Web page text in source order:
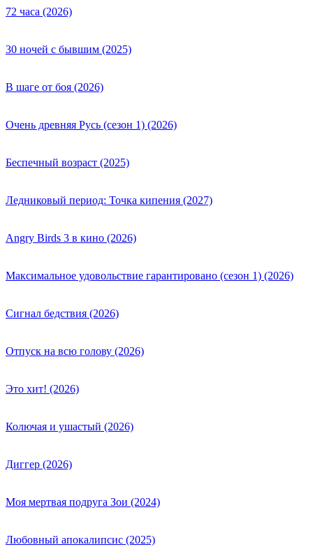
72 часа (2026)
30 ночей с бывшим (2025)
В шаге от боя (2026)
Очень древняя Русь (сезон 1) (2026)
Беспечный возраст (2025)
Ледниковый период: Точка кипения (2027)
Angry Birds 3 в кино (2026)
Максимальное удовольствие гарантировано (сезон 1) (2026)
Сигнал бедствия (2026)
Отпуск на всю голову (2026)
Это хит! (2026)
Колючая и ушастый (2026)
Диггер (2026)
Моя мертвая подруга Зои (2024)
Любовный апокалипсис (2025)